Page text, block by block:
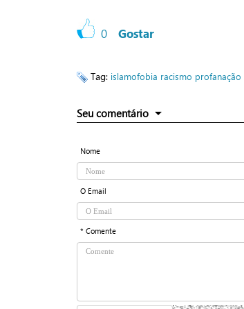
0 Gostar
Tag: islamofobia racismo profanação
Seu comentário
Nome
O Email
* Comente